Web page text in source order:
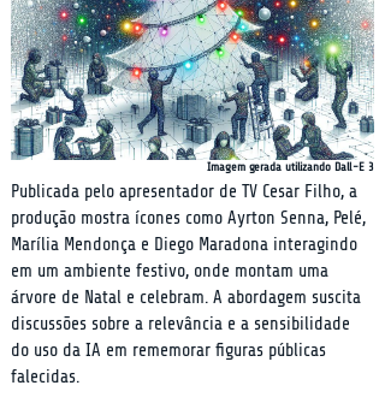
Imagem gerada utilizando Dall-E 3
Publicada pelo apresentador de TV Cesar Filho, a
produção mostra ícones como Ayrton Senna, Pelé,
Marília Mendonça e Diego Maradona interagindo
em um ambiente festivo, onde montam uma
árvore de Natal e celebram. A abordagem suscita
discussões sobre a relevância e a sensibilidade
do uso da IA em rememorar figuras públicas
falecidas.